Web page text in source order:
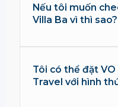
Nếu tôi muốn
Villa Ba vì thì sao?
Tôi có thể đặt
Travel với hình